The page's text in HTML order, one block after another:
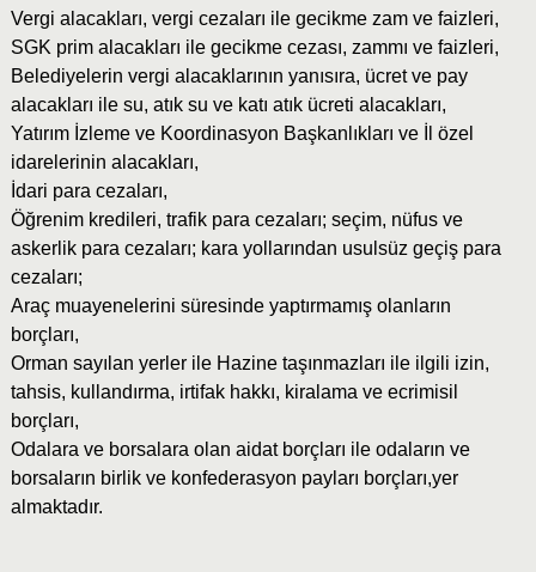
Vergi alacakları, vergi cezaları ile gecikme zam ve faizleri,
SGK prim alacakları ile gecikme cezası, zammı ve faizleri,
Belediyelerin vergi alacaklarının yanısıra, ücret ve pay
alacakları ile su, atık su ve katı atık ücreti alacakları,
Yatırım İzleme ve Koordinasyon Başkanlıkları ve İl özel
idarelerinin alacakları,
İdari para cezaları,
Öğrenim kredileri, trafik para cezaları; seçim, nüfus ve
askerlik para cezaları; kara yollarından usulsüz geçiş para
cezaları;
Araç muayenelerini süresinde yaptırmamış olanların
borçları,
Orman sayılan yerler ile Hazine taşınmazları ile ilgili izin,
tahsis, kullandırma, irtifak hakkı, kiralama ve ecrimisil
borçları,
Odalara ve borsalara olan aidat borçları ile odaların ve
borsaların birlik ve konfederasyon payları borçları,yer
almaktadır.